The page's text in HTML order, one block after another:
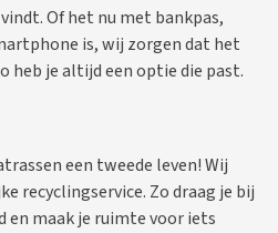
Of het nu met bankpas,
is, wij zorgen dat het
heb je altijd een optie die past.
een tweede leven! Wij
recyclingservice. Zo draag je bij
en maak je ruimte voor iets